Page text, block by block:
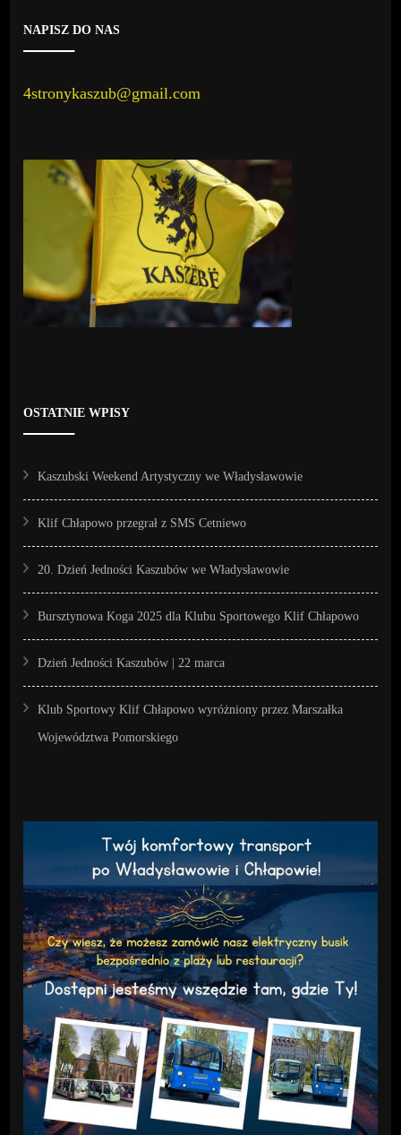
NAPISZ DO NAS
4stronykaszub@gmail.com
OSTATNIE WPISY
Kaszubski Weekend Artystyczny we Władysławowie
Klif Chłapowo przegrał z SMS Cetniewo
20. Dzień Jedności Kaszubów we Władysławowie
Bursztynowa Koga 2025 dla Klubu Sportowego Klif Chłapowo
Dzień Jedności Kaszubów | 22 marca
Klub Sportowy Klif Chłapowo wyróżniony przez Marszałka
Województwa Pomorskiego